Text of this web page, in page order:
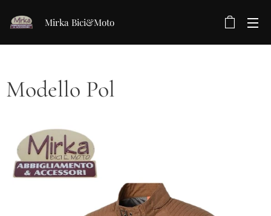
Mirka Bici&Moto
Modello Pol